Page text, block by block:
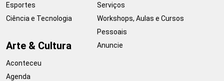
Esportes
Ciência e Tecnologia
Arte & Cultura
Aconteceu
Agenda
Serviços
Workshops, Aulas e Cursos
Pessoais
Anuncie